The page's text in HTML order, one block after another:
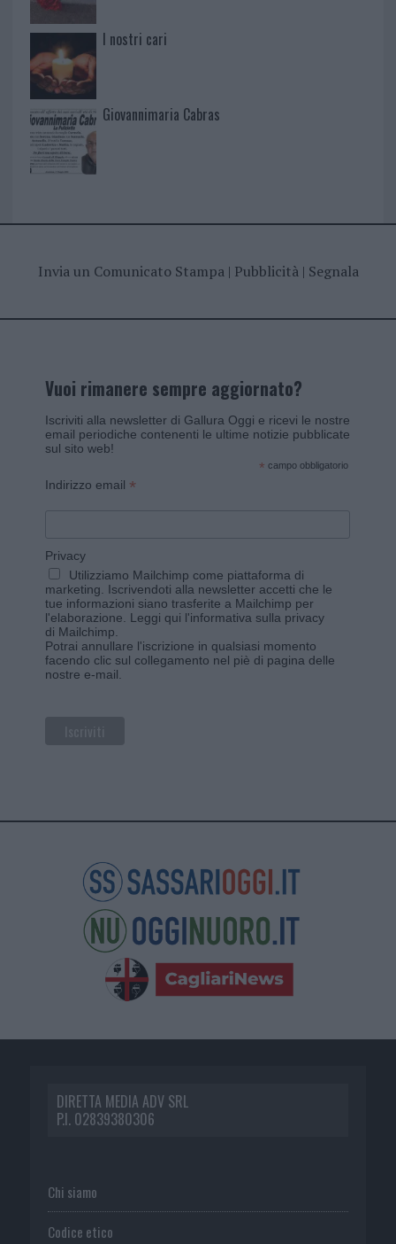
I nostri cari
Giovannimaria Cabras
Invia un Comunicato Stampa| Pubblicità| Segnala
Vuoi rimanere sempre aggiornato?
Iscriviti alla newsletter di Gallura Oggi e ricevi le nostre
email periodiche contenenti le ultime notizie pubblicate
sul sito web!
* campo obbligatorio
Indirizzo email *
Privacy
Utilizziamo Mailchimp come piattaforma di
marketing. Iscrivendoti alla newsletter accetti che le
tue informazioni siano trasferite a Mailchimp per
l'elaborazione. Leggi qui l'informativa sulla privacy
di Mailchimp
Potrai annullare l'iscrizione in qualsiasi momento
facendo clic sul collegamento nel piè di pagina delle
nostre e-mail.
DIRETTA MEDIA ADV SRL
P.I. 02839380306
Chi siamo
Codice etico